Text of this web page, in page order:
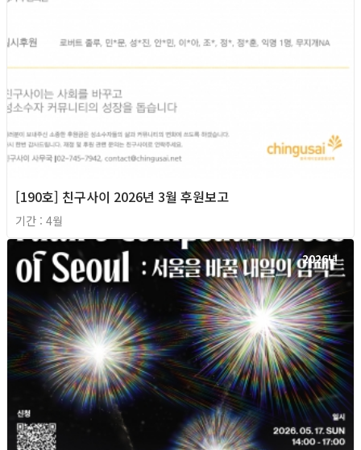
[190호] 친구사이 2026년 3월 후원보고
기간 : 4월
2026년